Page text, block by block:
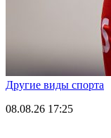
Другие виды спорта
08.08.26 17:25